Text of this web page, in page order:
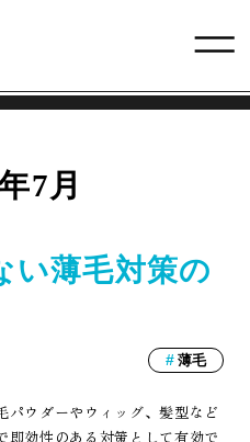
7月
い薄毛対策の
薄毛
パウダーやウィッグ、髪型など
即効性のある対策として有効で